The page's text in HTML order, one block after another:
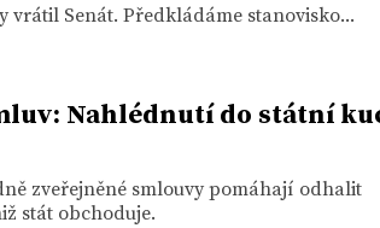
vrátil Senát. Předkládáme stanovisko...
Nahlédnutí do státní
zveřejněné smlouvy pomáhají odhalit
stát obchoduje.